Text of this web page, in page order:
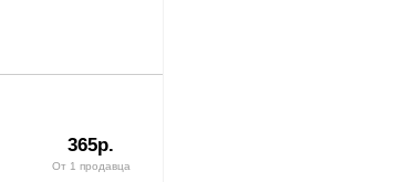
365р.
От 1 продавца